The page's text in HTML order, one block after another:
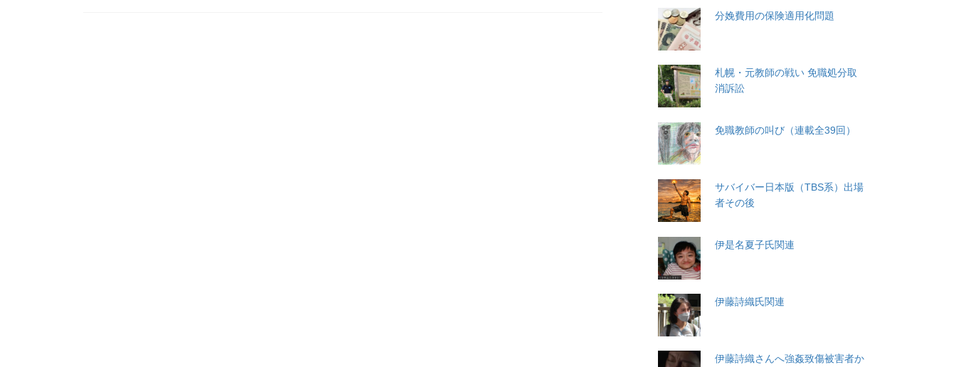
分娩費用の保険適用化問題
札幌・元教師の戦い 免職処分取
消訴訟
免職教師の叫び（連載全39回）
サバイバー日本版（TBS系）出場
者その後
伊是名夏子氏関連
伊藤詩織氏関連
伊藤詩織さんへ強姦致傷被害者か